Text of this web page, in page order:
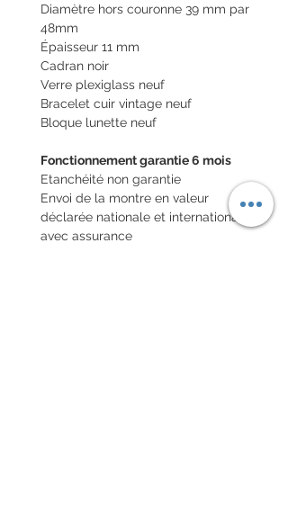
Diamètre hors couronne 39 mm par
48mm
Épaisseur 11 mm
Cadran noir
Verre plexiglass neuf
Bracelet cuir vintage neuf
Bloque lunette neuf
Fonctionnement garantie 6 mois
Etanchéité non garantie
Envoi de la montre en valeur
déclarée nationale et internationale
avec assurance